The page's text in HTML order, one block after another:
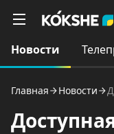
Новости
Главная Новости